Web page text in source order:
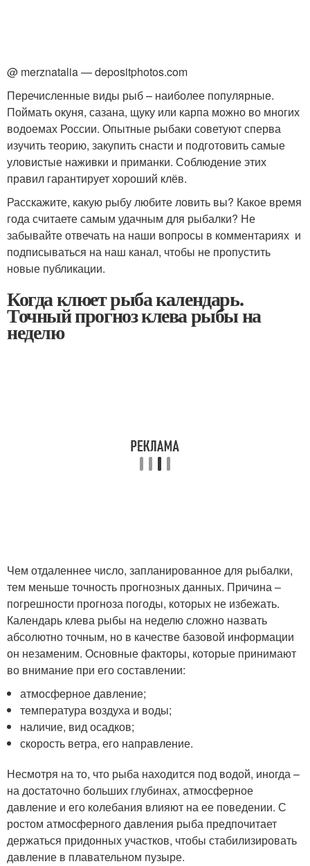
@ merznatalia — depositphotos.com
Перечисленные виды рыб – наиболее популярные.
Поймать окуня, сазана, щуку или карпа можно во многих
водоемах России. Опытные рыбаки советуют сперва
изучить теорию, закупить снасти и подготовить самые
уловистые наживки и приманки. Соблюдение этих
правил гарантирует хороший клёв.
Расскажите, какую рыбу любите ловить вы? Какое время
года считаете самым удачным для рыбалки? Не
забывайте отвечать на наши вопросы в комментариях и
подписываться на наш канал, чтобы не пропустить
новые публикации.
Когда клюет рыба календарь.
Точный прогноз клева рыбы на
неделю
Чем отдаленнее число, запланированное для рыбалки,
тем меньше точность прогнозных данных. Причина –
погрешности прогноза погоды, которых не избежать.
Календарь клева рыбы на неделю сложно назвать
абсолютно точным, но в качестве базовой информации
он незаменим. Основные факторы, которые принимают
во внимание при его составлении:
атмосферное давление;
температура воздуха и воды;
наличие, вид осадков;
скорость ветра, его направление.
Несмотря на то, что рыба находится под водой, иногда –
на достаточно больших глубинах, атмосферное
давление и его колебания влияют на ее поведении. С
ростом атмосферного давления рыба предпочитает
держаться придонных участков, чтобы стабилизировать
давление в плавательном пузыре.